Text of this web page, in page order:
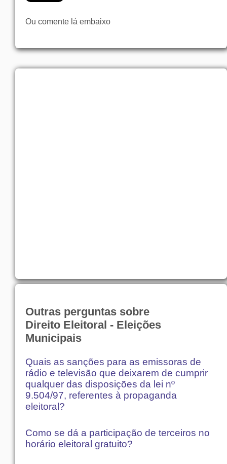
Ou comente lá embaixo
Outras perguntas sobre
Direito Eleitoral - Eleições
Municipais
Quais as sanções para as emissoras de
rádio e televisão que deixarem de cumprir
qualquer das disposições da lei nº
9.504/97, referentes à propaganda
eleitoral?
Como se dá a participação de terceiros no
horário eleitoral gratuito?